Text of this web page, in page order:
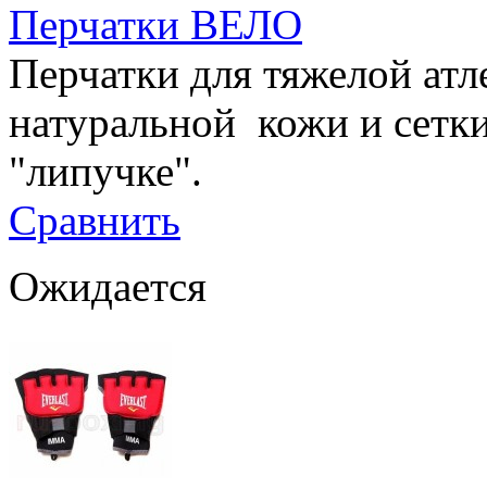
Перчатки ВЕЛО
Перчатки для тяжелой
натуральной кожи и
"липучке".
Сравнить
Ожидается